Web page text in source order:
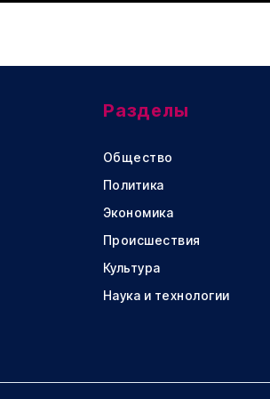
Разделы
Общество
Политика
Экономика
Происшествия
Культура
Наука и технологии